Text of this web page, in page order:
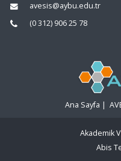
avesis@aybu.edu.tr
(0 312) 906 25 78
Ana Sayfa |
Akademik
Abis